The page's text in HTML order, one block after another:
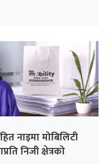
नाइमा मोबिलिटी
निजी क्षेत्रको